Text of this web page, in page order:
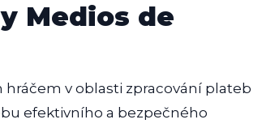
Medios de
hráčem v oblasti zpracování plateb
efektivního a bezpečného